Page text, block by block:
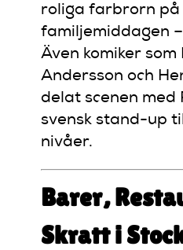
roliga farbrorn på
familjemiddagen
Även komiker som
Andersson och
delat scenen med
svensk stand-up
nivåer.
Barer,
Skratt i